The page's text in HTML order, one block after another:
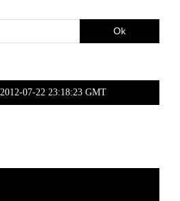
2012-07-22 23:18:23 GMT